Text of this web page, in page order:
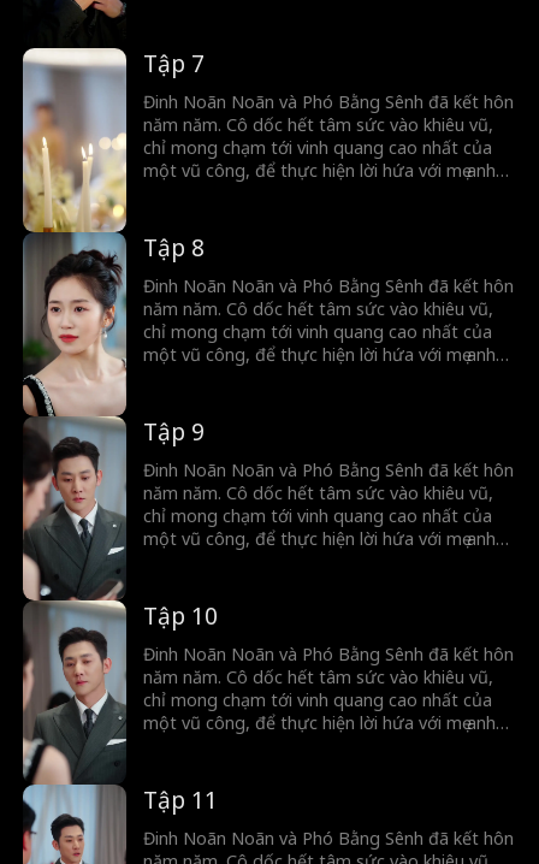
bình minh dường như sắp ló rạng, tình cảm
mãnh liệt năm nào lại bị bào mòn dần trong
cuộc sống ngày một nhạt nhòa. Đinh Noãn
Noãn chợt nhận ra… Phó Bằng Sênh dường
như đã không còn yêu cô nữa.
Tập 7
Đinh Noãn Noãn và Phó Bằng Sênh đã kết hôn
năm năm. Cô dốc hết tâm sức vào khiêu vũ,
chỉ mong chạm tới vinh quang cao nhất của
một vũ công, để thực hiện lời hứa với mẹ anh
bình minh dường như sắp ló rạng, tình cảm
mãnh liệt năm nào lại bị bào mòn dần trong
cuộc sống ngày một nhạt nhòa. Đinh Noãn
Noãn chợt nhận ra… Phó Bằng Sênh dường
như đã không còn yêu cô nữa.
Tập 8
Đinh Noãn Noãn và Phó Bằng Sênh đã kết hôn
năm năm. Cô dốc hết tâm sức vào khiêu vũ,
chỉ mong chạm tới vinh quang cao nhất của
một vũ công, để thực hiện lời hứa với mẹ anh
bình minh dường như sắp ló rạng, tình cảm
mãnh liệt năm nào lại bị bào mòn dần trong
cuộc sống ngày một nhạt nhòa. Đinh Noãn
Noãn chợt nhận ra… Phó Bằng Sênh dường
như đã không còn yêu cô nữa.
Tập 9
Đinh Noãn Noãn và Phó Bằng Sênh đã kết hôn
năm năm. Cô dốc hết tâm sức vào khiêu vũ,
chỉ mong chạm tới vinh quang cao nhất của
một vũ công, để thực hiện lời hứa với mẹ anh
bình minh dường như sắp ló rạng, tình cảm
mãnh liệt năm nào lại bị bào mòn dần trong
cuộc sống ngày một nhạt nhòa. Đinh Noãn
Noãn chợt nhận ra… Phó Bằng Sênh dường
như đã không còn yêu cô nữa.
Tập 10
Đinh Noãn Noãn và Phó Bằng Sênh đã kết hôn
năm năm. Cô dốc hết tâm sức vào khiêu vũ,
chỉ mong chạm tới vinh quang cao nhất của
một vũ công, để thực hiện lời hứa với mẹ anh
bình minh dường như sắp ló rạng, tình cảm
mãnh liệt năm nào lại bị bào mòn dần trong
cuộc sống ngày một nhạt nhòa. Đinh Noãn
Tập 11
Đinh Noãn Noãn và Phó Bằng Sênh đã kết hôn